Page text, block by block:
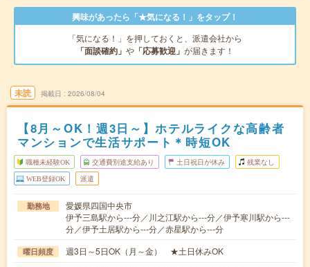
興味があったら「★気になる！」をタップ！
「気になる！」を押しておくと、派遣会社から
「面談確約」 や 「応募歓迎」 が届きます！
未読 掲載日 2026/08/04
【8月～OK！週3日～】ホテルライクな高齢者
マンションで生活サポート＊時短OK
職種未経験OK 交通費別途支給あり 土日祝日が休み 残業なし
WEB登録OK 派遣
勤務地
愛媛県四国中央市
伊予三島駅から---分／川之江駅から---分／伊予寒川駅から---
分／伊予土居駅から---分／赤星駅から---分
曜日頻度 週3日～5日OK（月～金） ★土日休みOK